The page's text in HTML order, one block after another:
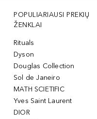
POPULIARIAUSI PREKIŲ
ŽENKLAI
Rituals
Dyson
Douglas Collection
Sol de Janeiro
MATH SCIETIFIC
Yves Saint Laurent
DIOR